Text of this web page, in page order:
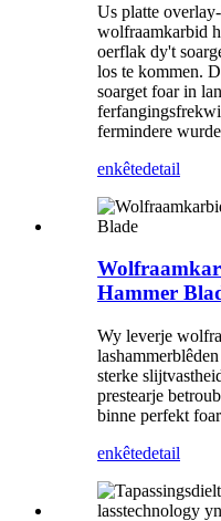
Us platte
wolfraamkarbid
oerflak dy't
los te kommen.
soarget foar in
fermindere
enkêtedetail
Hammer
Wy leverje
sterke
prestearje
binne perfekt
enkêtedetail